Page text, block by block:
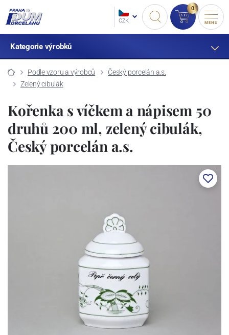
CZK
0
MENU
Kategorie výrobků
Podle vzoru a výrobců
Český porcelán a.s.
Zelený cibulák
Kořenka s víčkem a nápisem 50
druhů 200 ml, zelený cibulák,
Český porcelán a.s.